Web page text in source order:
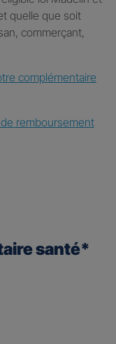
quelle que soit
commerçant,
complémentaire
remboursement
santé*